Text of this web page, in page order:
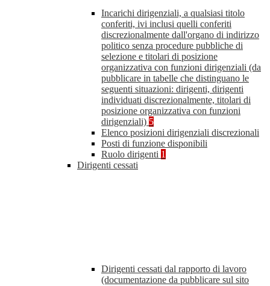
Incarichi dirigenziali, a qualsiasi titolo
conferiti, ivi inclusi quelli conferiti
discrezionalmente dall'organo di indirizzo
politico senza procedure pubbliche di
selezione e titolari di posizione
organizzativa con funzioni dirigenziali (da
pubblicare in tabelle che distinguano le
seguenti situazioni: dirigenti, dirigenti
individuati discrezionalmente, titolari di
posizione organizzativa con funzioni
dirigenziali) 5
Elenco posizioni dirigenziali discrezionali
Posti di funzione disponibili
Ruolo dirigenti 1
Dirigenti cessati
Dirigenti cessati dal rapporto di lavoro
(documentazione da pubblicare sul sito